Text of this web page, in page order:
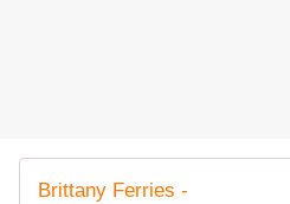
Brittany Ferries -